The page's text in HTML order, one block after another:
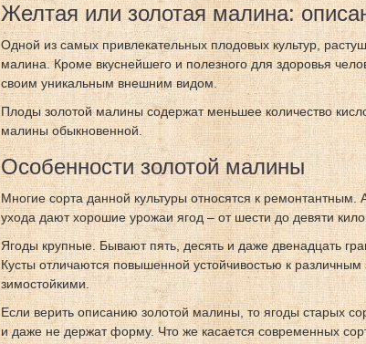
Желтая или золотая малина:
Одной из самых привлекательных плодовых культур,
малина. Кроме вкуснейшего и полезного для здоровья
своим уникальным внешним видом.
Плоды золотой малины содержат меньшее количество
малины обыкновенной.
Особенности золотой малины
Многие сорта данной культуры относятся к ремонтантным.
ухода дают хорошие урожаи ягод – от шести до девяти
Ягоды крупные. Бывают пять, десять и даже двенадцать
Кусты отличаются повышенной устойчивостью к
зимостойкими.
Если верить описанию золотой малины, то ягоды старых
и даже не держат форму. Что же касается современных